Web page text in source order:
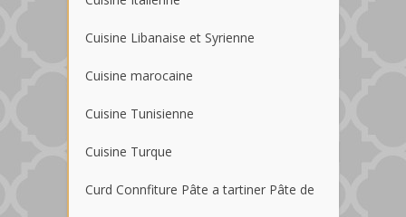
Cuisine Libanaise et Syrienne
Cuisine marocaine
Cuisine Tunisienne
Cuisine Turque
Curd Connfiture Pâte a tartiner Pâte de